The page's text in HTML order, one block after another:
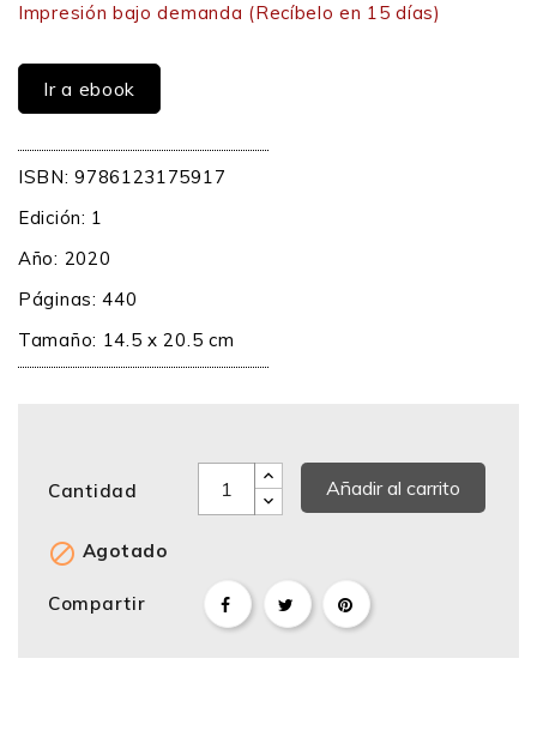
Impresión bajo demanda (Recíbelo en 15 días)
Ir a ebook
ISBN: 9786123175917
Edición: 1
Año: 2020
Páginas: 440
Tamaño: 14.5 x 20.5 cm
Cantidad Añadir al carrito
 Agotado
Compartir